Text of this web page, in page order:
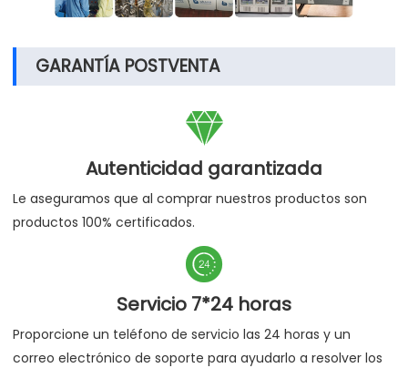
GARANTÍA POSTVENTA

Autenticidad garantizada
Le aseguramos que al comprar nuestros productos son
productos 100% certificados.

Servicio 7*24 horas
Proporcione un teléfono de servicio las 24 horas y un
correo electrónico de soporte para ayudarlo a resolver los